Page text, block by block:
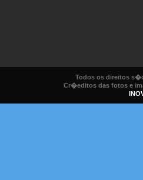
Todos os direitos
Cr�editos das fotos e